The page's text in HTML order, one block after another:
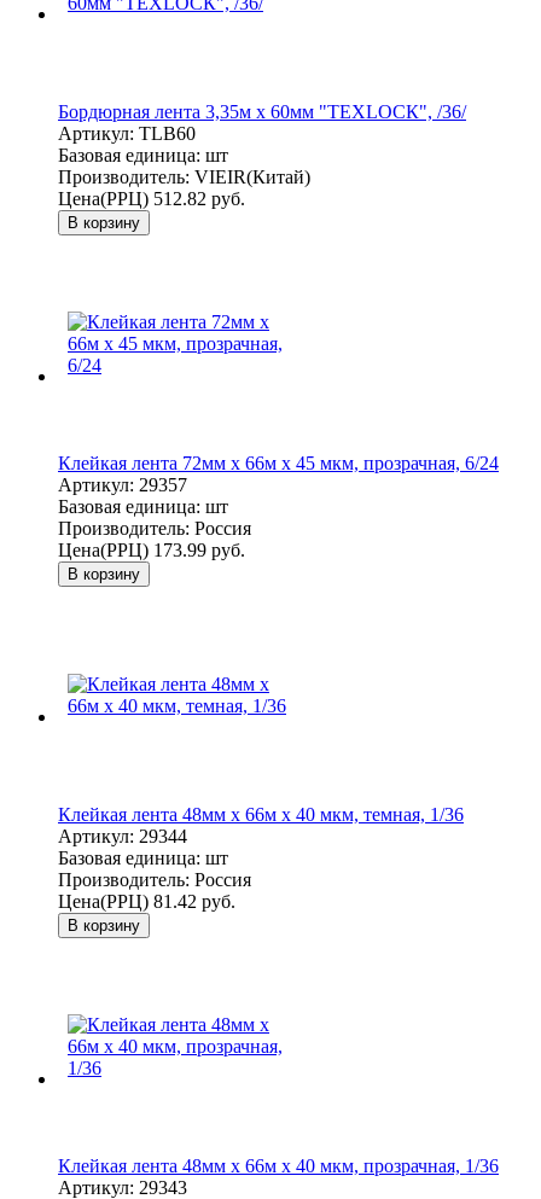
Бордюрная лента 3,35м х 60мм "ТЕХLОСК", /36/
Артикул: TLB60
Базовая единица: шт
Производитель: VIEIR(Китай)
Цена(РРЦ) 512.82 руб.
В корзину
Клейкая лента 72мм х 66м х 45 мкм, прозрачная, 6/24
Артикул: 29357
Базовая единица: шт
Производитель: Россия
Цена(РРЦ) 173.99 руб.
В корзину
Клейкая лента 48мм х 66м х 40 мкм, темная, 1/36
Артикул: 29344
Базовая единица: шт
Производитель: Россия
Цена(РРЦ) 81.42 руб.
В корзину
Клейкая лента 48мм х 66м х 40 мкм, прозрачная, 1/36
Артикул: 29343